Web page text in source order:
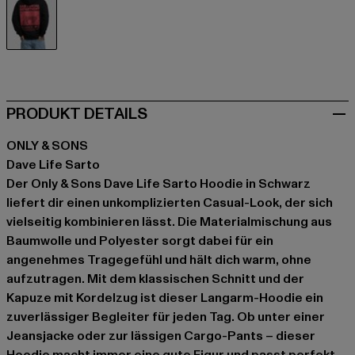
PRODUKT DETAILS
ONLY & SONS
Dave Life Sarto
Der Only & Sons Dave Life Sarto Hoodie in Schwarz
liefert dir einen unkomplizierten Casual-Look, der sich
vielseitig kombinieren lässt. Die Materialmischung aus
Baumwolle und Polyester sorgt dabei für ein
angenehmes Tragegefühl und hält dich warm, ohne
aufzutragen. Mit dem klassischen Schnitt und der
Kapuze mit Kordelzug ist dieser Langarm-Hoodie ein
zuverlässiger Begleiter für jeden Tag. Ob unter einer
Jeansjacke oder zur lässigen Cargo-Pants – dieser